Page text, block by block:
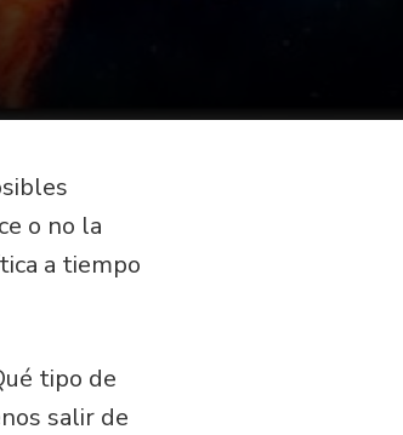
o no la
a tiempo
tipo de
salir de